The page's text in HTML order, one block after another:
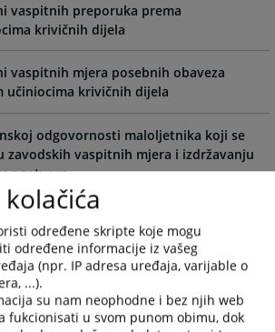
forward
to
interact
with
the
calendar
and
select
a
date.
Press
the
question
mark
key
to
vaspitnih preporuka prema
krivičnih dijela
vaspitnih mjera posebnih obaveza
učiniocima krivičnih dijela
odgovornosti maloljetnika koji se
zavodskih vaspitnih mjera i izdržavanju
zatvora
o sticanju posebnih znanja lica koja
mladih i krivičnopravne
određene skripte koje mogu
određene informacije iz vašeg
(npr. IP adresa uređaja, varijable o
...).
su nam neophodne i bez njih web
fukcionisati u svom punom obimu, dok